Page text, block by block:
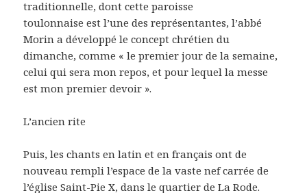
traditionnelle, dont cette paroisse
toulonnaise est l’une des représentantes, l’abbé
Morin a développé le concept chrétien du
dimanche, comme « le premier jour de la semaine,
celui qui sera mon repos, et pour lequel la messe
est mon premier devoir ».
L’ancien rite
Puis, les chants en latin et en français ont de
nouveau rempli l’espace de la vaste nef carrée de
l’église Saint-Pie X, dans le quartier de La Rode.